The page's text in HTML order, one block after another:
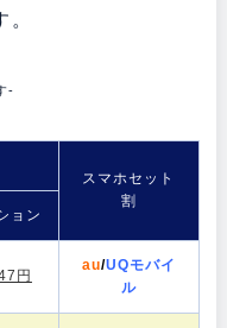
-
スマホセット
割
ョン
円
au/UQモバイ
ル